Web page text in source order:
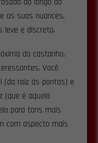
as suas nuances,
leve e discreto.
do castanho,
Você
(da raiz às pontas) e
(que é aquela
para tons mais
com aspecto mais